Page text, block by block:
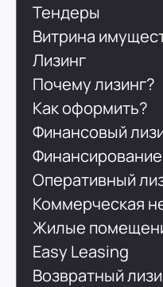
Тендеры
Витрина
Лизинг
Почему лизинг?
Как оформить?
Финансовый
Оперативный
Коммерческая
Жилые
Easy Leasing
Возвратный